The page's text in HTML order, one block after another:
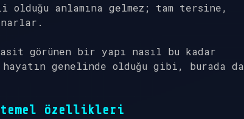
olduğu anlamına gelmez; tam tersine,
görünen bir yapı nasıl bu kadar
genelinde olduğu gibi, burada da
özellikleri